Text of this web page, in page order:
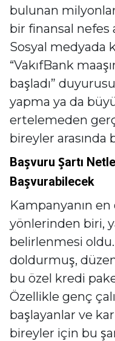
bulunan
bir finansal nefes
Sosyal medyada
“VakıfBank
başladı”
yapma ya da
ertelemeden
bireyler arasında
Başvuru Şartı
Başvurabilecek
Kampanyanın
yönlerinden biri,
belirlenmesi oldu.
doldurmuş,
bu özel kredi
Özellikle genç
başlayanlar ve
bireyler için bu